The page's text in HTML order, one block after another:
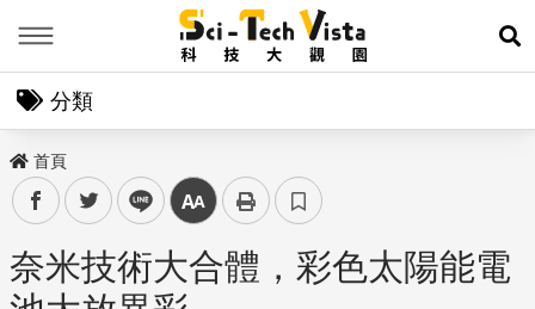
展
分類
首頁
facebooktwitter line 中
奈米技術大合體，彩色太陽能電